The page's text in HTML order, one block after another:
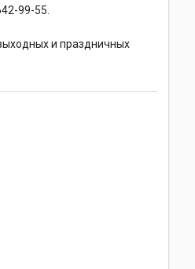
99-55.
и праздничных